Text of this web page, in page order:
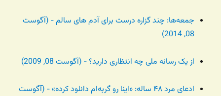
جمعه‌ها: چند گزاره درست برای آدم های سالم - (آگوست
08, 2014)
از یک رسانه ملی چه انتظاری دارید؟ - (آگوست 08, 2009)
ادعای مرد ۴۸ ساله: «اینا رو گربه‌ام دانلود کرده» - (آگوست